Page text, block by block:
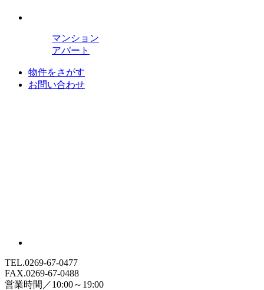
マンション
アパート
物件をさがす
お問い合わせ
TEL.0269-67-0477
FAX.0269-67-0488
営業時間／10:00～19:00